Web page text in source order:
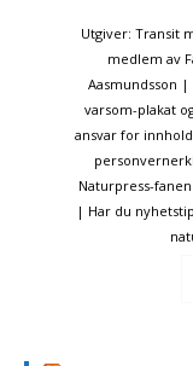
Utgiver: Transit
medlem av
Aasmundsson
varsom-plakat
ansvar for
Naturpress-
| Har du